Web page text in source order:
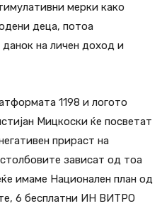
мерки како
деца, потоа
данок на личен доход и
1198 и логото
Мицкоски ќе посветат
прираст на
зависат од тоа
имаме Национален план од
6 бесплатни ИН ВИТРО